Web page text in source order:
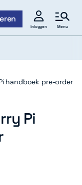
Inloggen Menu
handboek pre-order
Pi